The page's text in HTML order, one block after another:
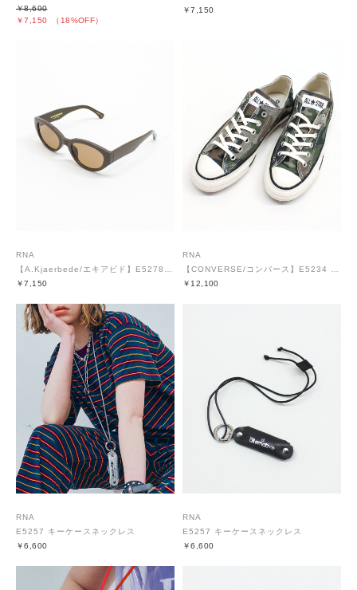
￥7,150 （18%OFF）
￥8,690
￥7,150
RNA
￥7,150
RNA
￥12,100
RNA
E5257 キーケースネックレス
￥6,600
RNA
E5257 キーケースネックレス
￥6,600